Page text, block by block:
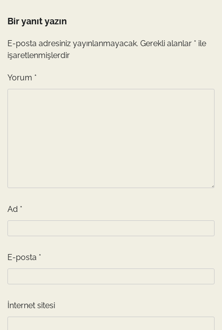
Bir yanıt yazın
E-posta adresiniz yayınlanmayacak. Gerekli alanlar * ile
işaretlenmişlerdir
Yorum *
Ad *
E-posta *
İnternet sitesi